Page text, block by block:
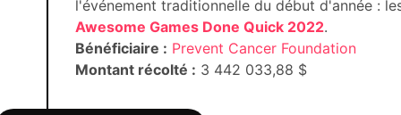
l'événement traditionnelle du début d'année :
Awesome Games Done Quick 2022.
Bénéficiaire : Prevent Cancer Foundation
Montant récolté : 3 442 033,88 $